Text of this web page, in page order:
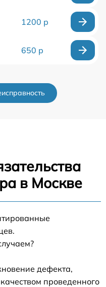
1200 р
650 р
в Москве
дефекта,
проведенного